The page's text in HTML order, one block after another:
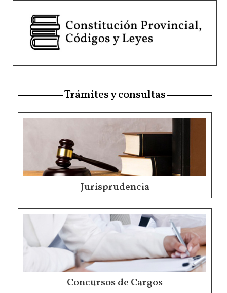
Trámites y consultas
Jurisprudencia
Concursos de Cargos